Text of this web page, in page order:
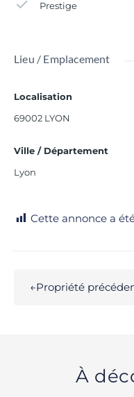
Prestige
Lieu / Emplacement
Localisation
69002 LYON
Ville / Département
Lyon
Cette annonce a
←Propriété
À